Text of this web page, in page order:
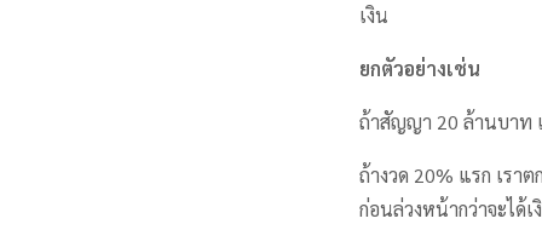
เงิน
ยกตัวอย่างเช่น
ถ้าสัญญา 20 ล้านบาท
ถ้างวด 20% แรก เรา
ก่อนล่วงหน้ากว่าจะได้